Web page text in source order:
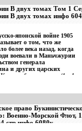
чтения и в
личных библиотек Что
В двух томах Том 1
В двух томах инфо
японской войне 1905
о том, что же
более века назад, когда
воевали в Маньчжурии
генерала
и других царских
Книга пбшиыкервая (1 - 4
Павел Далецкий.
право
Военно-Морской Флот,
стр инфо 6080y.